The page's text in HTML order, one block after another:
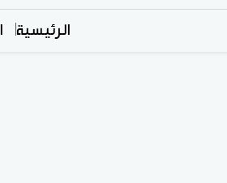
الرئيسية